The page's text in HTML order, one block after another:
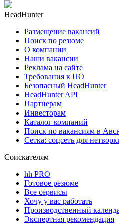
HeadHunter
Размещение вакансий
Поиск по резюме
О компании
Наши вакансии
Реклама на сайте
Требования к ПО
Безопасный HeadHunter
HeadHunter API
Партнерам
Инвесторам
Каталог компаний
Поиск по вакансиям в
Сетка: соцсеть для
Соискателям
hh PRO
Готовое резюме
Все сервисы
Хочу у вас работать
Производственный
Экспертная рекомендация